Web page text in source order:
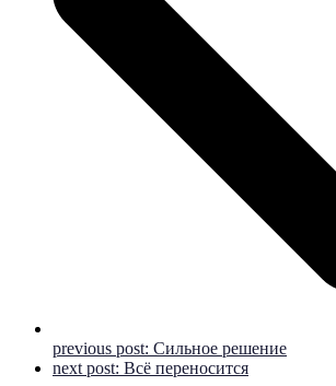
previous post: Сильное решение
next post: Всё переносится